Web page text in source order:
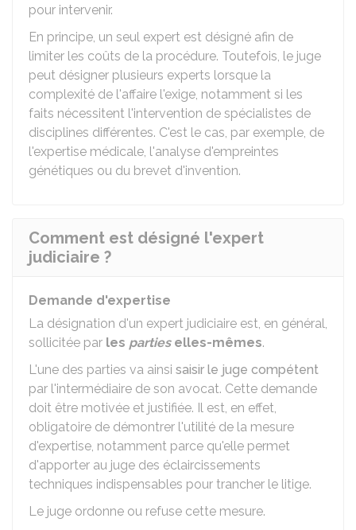
pour intervenir.
En principe, un seul expert est désigné afin de
limiter les coûts de la procédure. Toutefois, le juge
peut désigner plusieurs experts lorsque la
complexité de l'affaire l'exige, notamment si les
faits nécessitent l'intervention de spécialistes de
disciplines différentes. C'est le cas, par exemple, de
l'expertise médicale, l'analyse d'empreintes
génétiques ou du brevet d'invention.
Comment est désigné l'expert
judiciaire ?
Demande d'expertise
La désignation d'un expert judiciaire est, en général,
sollicitée par les partieselles-mêmes.
L'une des parties va ainsi saisir le juge compétent
par l'intermédiaire de son avocat. Cette demande
doit être motivée et justifiée. Il est, en effet,
obligatoire de démontrer l'utilité de la mesure
d'expertise, notamment parce qu'elle permet
d'apporter au juge des éclaircissements
techniques indispensables pour trancher le litige.
Le juge ordonne ou refuse cette mesure.